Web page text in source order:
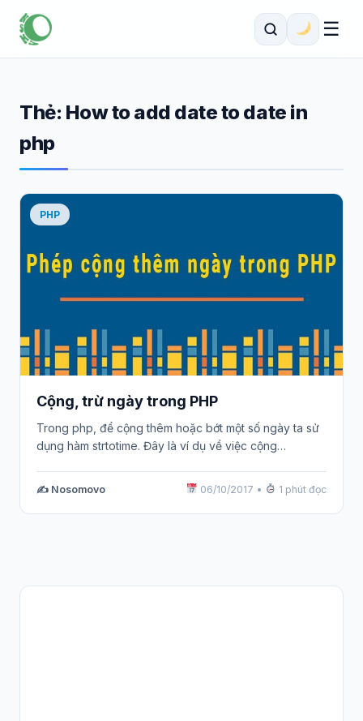
☰
Thẻ: How to add date to date in
php
PHP
Cộng, trừ ngày trong PHP
Trong php, để cộng thêm hoặc bớt một số ngày ta sử
dụng hàm strtotime. Đây là ví dụ về việc cộng…
✍️ Nosomovo 06/10/2017 • 1 phút đọc